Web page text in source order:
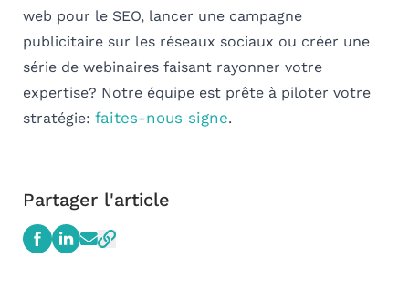
Partager l'article
web pour le SEO, lancer une campagne
publicitaire sur les réseaux sociaux ou créer une
série de webinaires faisant rayonner votre
expertise? Notre équipe est prête à piloter votre
stratégie: faites-nous signe.